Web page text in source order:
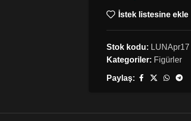
İstek listesine ekle
Stok kodu: LUNApr17
Kategoriler: Figürler
Paylaş: